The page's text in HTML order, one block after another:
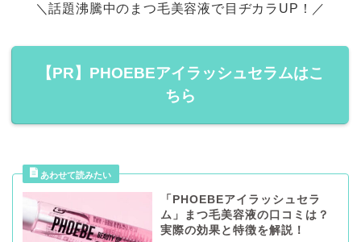
＼話題沸騰中のまつ毛美容液で目ヂカラUP！／
【PR】PHOEBEアイラッシュセラムはこ
ちら
「PHOEBEアイラッシュセラ
ム」まつ毛美容液の口コミは？
実際の効果と特徴を解説！